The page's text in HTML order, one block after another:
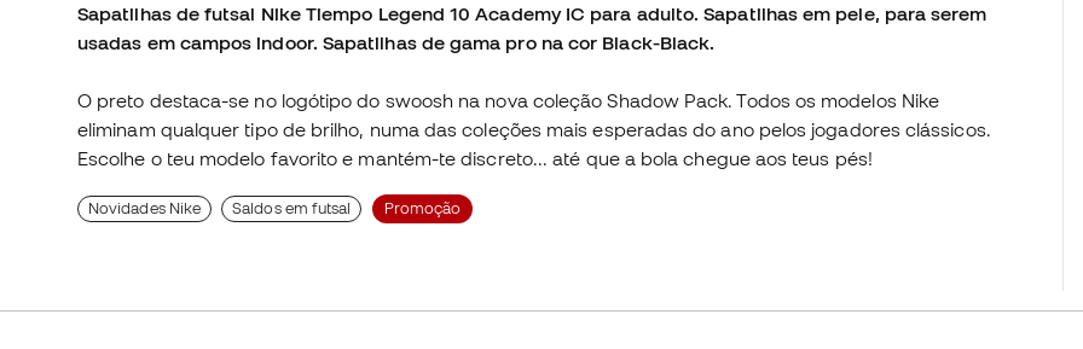
Sapatilhas de futsal Nike Tiempo Legend 10 Academy IC para adulto. Sapatilhas em pele, para serem
usadas em campos indoor. Sapatilhas de gama pro na cor Black-Black.
O preto destaca-se no logótipo do swoosh na nova coleção Shadow Pack. Todos os modelos Nike
eliminam qualquer tipo de brilho, numa das coleções mais esperadas do ano pelos jogadores clássicos.
Escolhe o teu modelo favorito e mantém-te discreto... até que a bola chegue aos teus pés!
Novidades Nike Saldos em futsal Promoção